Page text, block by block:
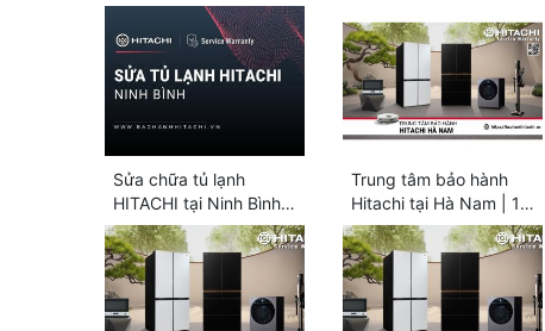
Sửa chữa tủ lạnh
HITACHI tại Ninh Bình:
2 địa chỉ gần bạn |
24/7
Trung tâm bảo hành
Hitachi tại Hà Nam | 1
địa chỉ chính thức